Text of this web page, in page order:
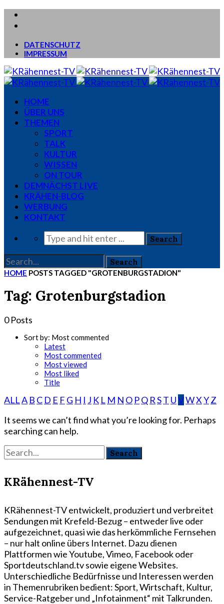
DATENSCHUTZ
IMPRESSUM
HOME
ÜBER UNS
THEMEN
SPORT
TALK
KULTUR
WISSEN
ON TOUR
DEMNÄCHST LIVE
KRÄHEN-BLOG
WERBUNG
KONTAKT
HOME POSTS TAGGED "GROTENBURGSTADION"
Tag: Grotenburgstadion
0 Posts
Sort by: Most commented
Latest
Most commented
Most viewed
Most liked
Title
ALLA B C D E F G H I J K L M N O PQ RST UVWXYZ
It seems we can’t find what you’re looking for. Perhaps
searching can help.
KRähennest-TV
KRähennest-TV entwickelt, produziert und verbreitet
Sendungen mit Krefeld-Bezug – entweder live oder
aufgezeichnet, quasi wie das herkömmliche Fernsehen
– nur halt online übers Internet. Dazu dienen
Plattformen wie Youtube, Vimeo, Facebook oder
Sportdeutschland.tv sowie eigene Websites.
Unterschiedliche Bedürfnisse und Interessen werden
in Themenrubriken bedient: Sport, Wirtschaft, Kultur,
Service-Ratgeber und „Infotainment“ mit Talkrunden.